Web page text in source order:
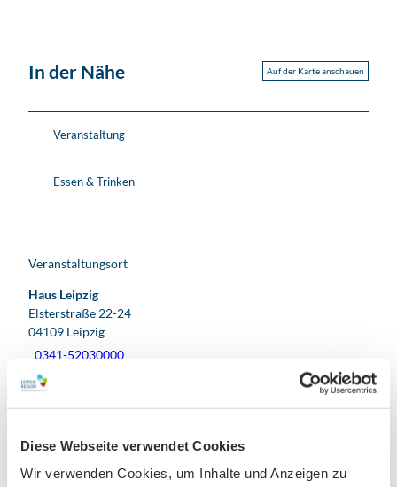
Diese Webseite verwendet Cookies
Wir verwenden Cookies, um Inhalte und Anzeigen zu
In der Nähe Auf der Karte anschauen
Veranstaltung
Essen & Trinken
Veranstaltungsort
Haus Leipzig
Elsterstraße 22-24
04109 Leipzig
0341-52030000
info@exclusiv-events-leipzig.de
Website
Facebook
Anreise mit dem Auto